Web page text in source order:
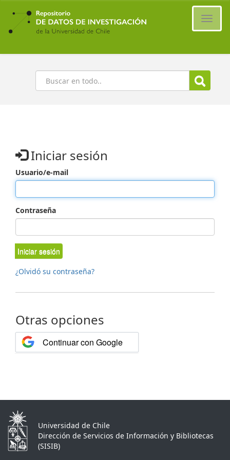
Ir
contenido
principal
Buscar
Iniciar sesión
Usuario/e-mail
Contraseña
Iniciar sesión
¿Olvidó su contraseña?
Otras opciones
Continuar con Google
Universidad de Chile
Dirección de Servicios de Información y Bibliotecas
(SISIB)